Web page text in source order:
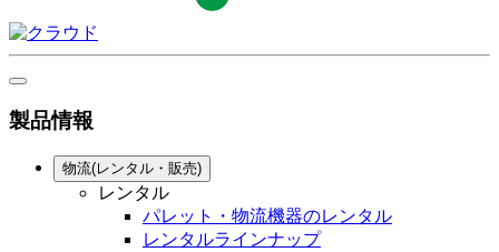
製品情報
物流(レンタル・販売)
レンタル
パレット・物流機器のレンタル
レンタルラインナップ